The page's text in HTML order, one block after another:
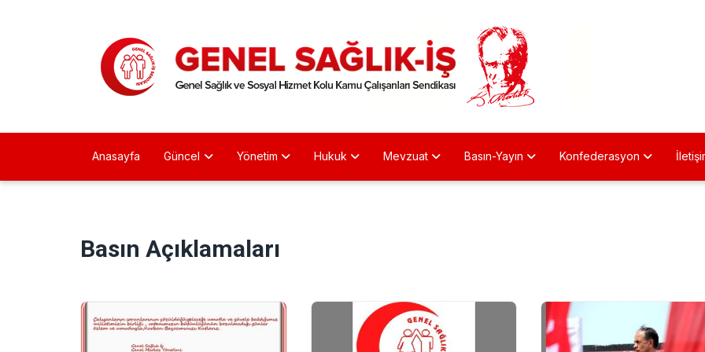
Anasayfa Güncel Yönetim Hukuk Mevzuat Basın-Yayın Konfederasyon
Basın Açıklamaları